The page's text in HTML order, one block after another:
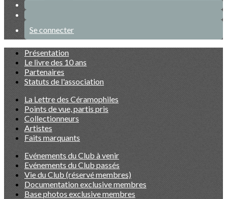
Se connecter
Présentation
Le livre des 10 ans
Partenaires
Statuts de l'association
La Lettre des Céramophiles
Points de vue, partis pris
Collectionneurs
Artistes
Faits marquants
Evénements du Club à venir
Evénements du Club passés
Vie du Club (réservé membres)
Documentation exclusive membres
Base photos exclusive membres